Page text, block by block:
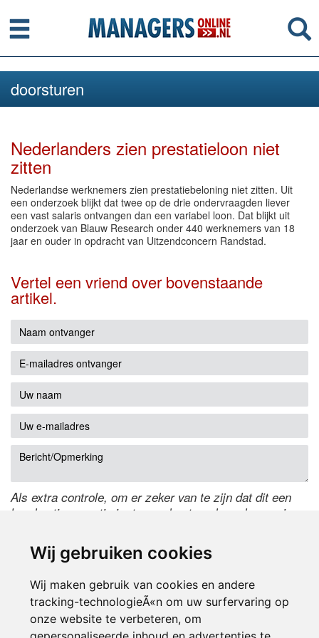
Wij gebruiken cookies
Wij maken gebruik van cookies en andere
tracking-technologieÃ«n om uw surfervaring op
onze website te verbeteren, om
Menu
doorsturen
Nederlanders zien prestatieloon niet
zitten
Nederlandse werknemers zien prestatiebeloning niet zitten. Uit
een onderzoek blijkt dat twee op de drie ondervraagden liever
een vast salaris ontvangen dan een variabel loon. Dat blijkt uit
onderzoek van Blauw Research onder 440 werknemers van 18
jaar en ouder in opdracht van Uitzendconcern Randstad.
Vertel een vriend over bovenstaande
artikel.
Als extra controle, om er zeker van te zijn dat dit een
handmatige reactie is, typ onderstaande code over in
de code te wijzigen.